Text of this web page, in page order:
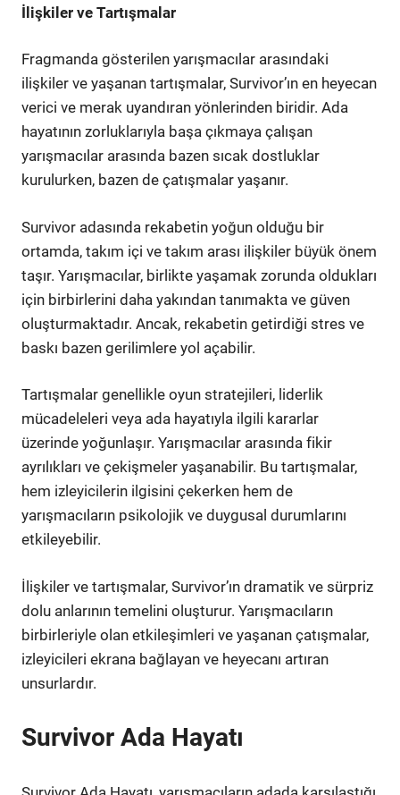
İlişkiler ve Tartışmalar
Fragmanda gösterilen yarışmacılar arasındaki
ilişkiler ve yaşanan tartışmalar, Survivor’ın en heyecan
verici ve merak uyandıran yönlerinden biridir. Ada
hayatının zorluklarıyla başa çıkmaya çalışan
yarışmacılar arasında bazen sıcak dostluklar
kurulurken, bazen de çatışmalar yaşanır.
Survivor adasında rekabetin yoğun olduğu bir
ortamda, takım içi ve takım arası ilişkiler büyük önem
taşır. Yarışmacılar, birlikte yaşamak zorunda oldukları
için birbirlerini daha yakından tanımakta ve güven
oluşturmaktadır. Ancak, rekabetin getirdiği stres ve
baskı bazen gerilimlere yol açabilir.
Tartışmalar genellikle oyun stratejileri, liderlik
mücadeleleri veya ada hayatıyla ilgili kararlar
üzerinde yoğunlaşır. Yarışmacılar arasında fikir
ayrılıkları ve çekişmeler yaşanabilir. Bu tartışmalar,
hem izleyicilerin ilgisini çekerken hem de
yarışmacıların psikolojik ve duygusal durumlarını
etkileyebilir.
İlişkiler ve tartışmalar, Survivor’ın dramatik ve sürpriz
dolu anlarının temelini oluşturur. Yarışmacıların
birbirleriyle olan etkileşimleri ve yaşanan çatışmalar,
izleyicileri ekrana bağlayan ve heyecanı artıran
unsurlardır.
Survivor Ada Hayatı